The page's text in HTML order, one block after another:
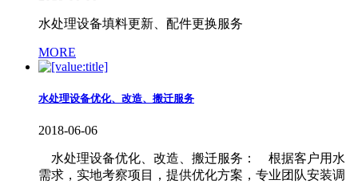
水处理设备填料更新、配件更换服务
MORE
水处理设备优化、改造、搬迁服务
2018-06-06
水处理设备优化、改造、搬迁服务： 根据客户用水
需求，实地考察项目，提供优化方案，专业团队安装调